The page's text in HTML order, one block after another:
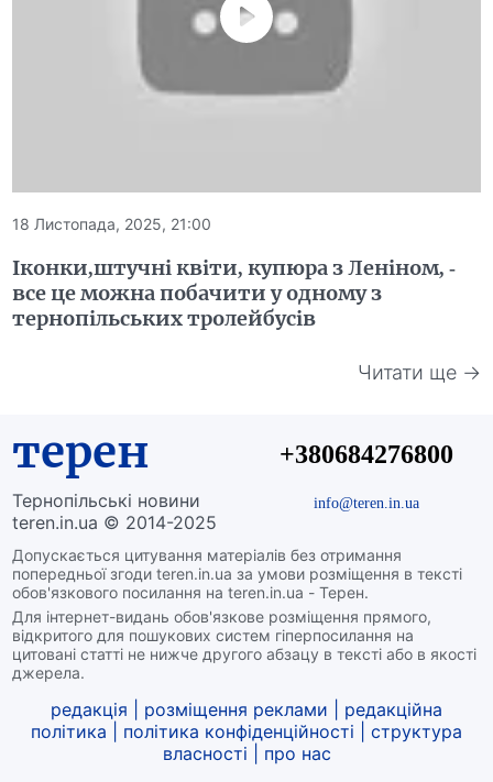
18 Листопада, 2025, 21:00
Іконки,штучні квіти, купюра з Леніном, -
все це можна побачити у одному з
тернопільських тролейбусів
Читати ще →
терен
Тернопільські новини
teren.in.ua © 2014-2025
Допускається цитування матеріалів без отримання
попередньої згоди teren.in.ua за умови розміщення в тексті
обов'язкового посилання на teren.in.ua - Терен.
Для інтернет-видань обов'язкове розміщення прямого,
відкритого для пошукових систем гіперпосилання на
цитовані статті не нижче другого абзацу в тексті або в якості
джерела.
+380684276800
info@teren.in.ua
редакція розміщення реклами
редакційна
політика
політика конфіденційності
структура
власності
про нас